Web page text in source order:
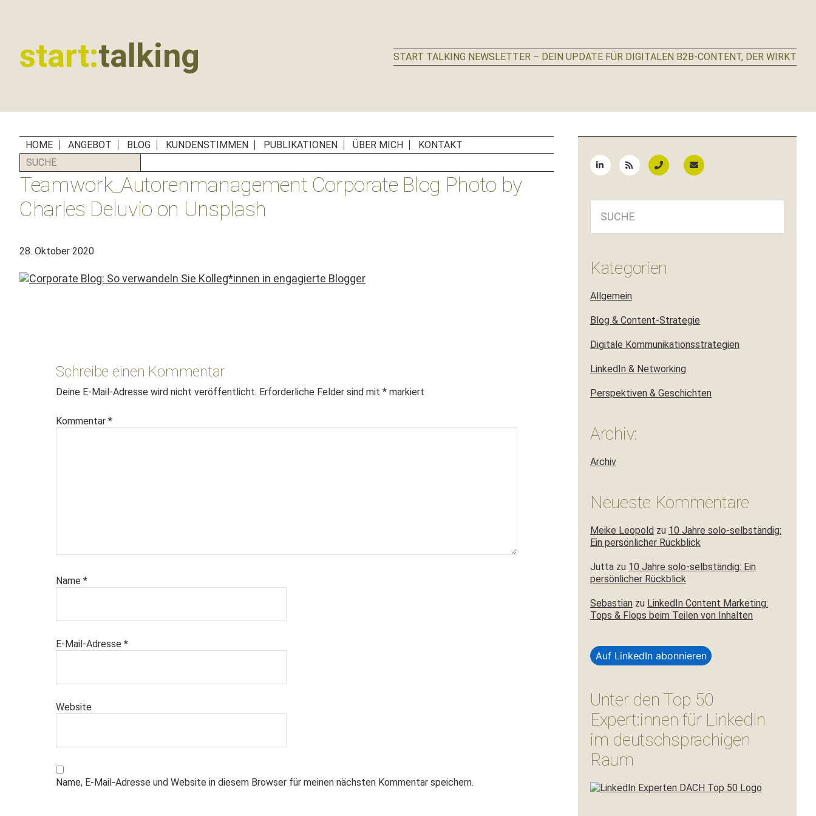
start:talking
für
Unternehmen,
Social
Media
Manager
und
PR-
START TALKING NEWSLETTER – DEIN UPDATE FÜR DIGITALEN B2B-CONTENT, DER WIRKT
HOME ANGEBOT BLOG KUNDENSTIMMEN PUBLIKATIONEN ÜBER MICH
KONTAKT
SUCHE
Teamwork_Autorenmanagement Corporate Blog Photo by
Charles Deluvio on Unsplash
28. Oktober 2020
Schreibe einen Kommentar
Deine E-Mail-Adresse wird nicht veröffentlicht. Erforderliche Felder sind mit * markiert
Kommentar *
Name *
E-Mail-Adresse *
Website
Name, E-Mail-Adresse und Website in diesem Browser für meinen nächsten Kommentar speichern.
Kategorien
Allgemein
Blog & Content-Strategie
Digitale Kommunikationsstrategien
LinkedIn & Networking
Perspektiven & Geschichten
Archiv:
Archiv
Neueste Kommentare
Meike Leopold zu 10 Jahre solo-selbständig:
Ein persönlicher Rückblick
Jutta zu 10 Jahre solo-selbständig: Ein
persönlicher Rückblick
Sebastian zu LinkedIn Content Marketing:
Tops & Flops beim Teilen von Inhalten
Auf LinkedIn abonnieren
Unter den Top 50
Expert:innen für LinkedIn
im deutschsprachigen
Raum